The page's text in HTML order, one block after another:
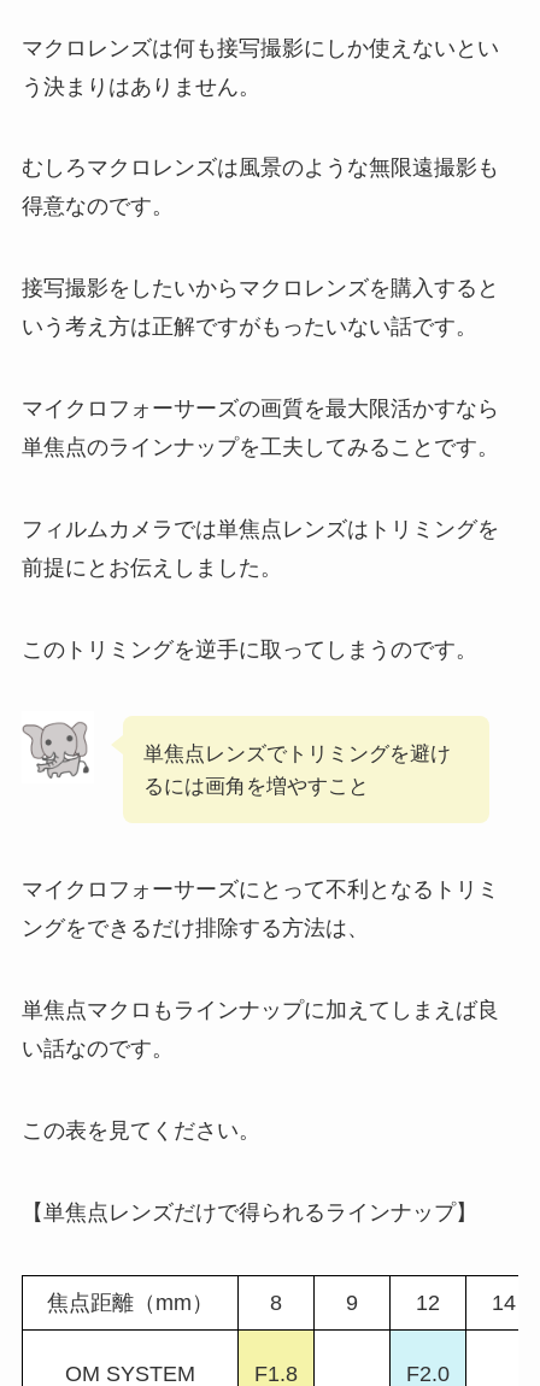
マクロレンズは何も接写撮影にしか使えないとい
う決まりはありません。
むしろマクロレンズは風景のような無限遠撮影も
得意なのです。
接写撮影をしたいからマクロレンズを購入すると
いう考え方は正解ですがもったいない話です。
マイクロフォーサーズの画質を最大限活かすなら
単焦点のラインナップを工夫してみることです。
フィルムカメラでは単焦点レンズはトリミングを
前提にとお伝えしました。
このトリミングを逆手に取ってしまうのです。
単焦点レンズでトリミングを避け
るには画角を増やすこと
マイクロフォーサーズにとって不利となるトリミ
ングをできるだけ排除する方法は、
単焦点マクロもラインナップに加えてしまえば良
い話なのです。
この表を見てください。
【単焦点レンズだけで得られるラインナップ】
焦点距離（mm） 8 9 12 14
OM SYSTEM F1.8 F2.0